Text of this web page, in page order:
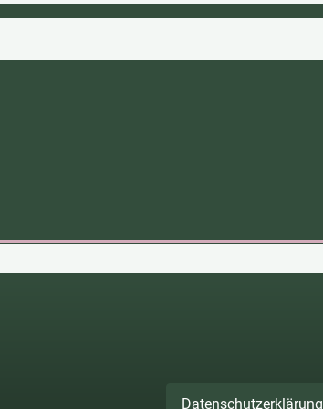
Datenschutzerklärung